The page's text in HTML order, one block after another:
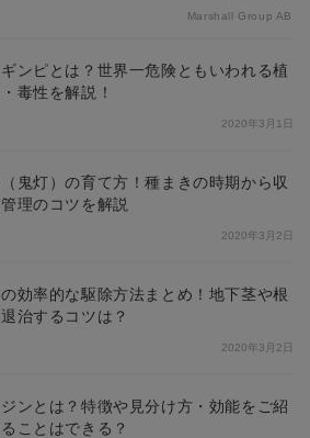
Marshall Group AB
ンピとは？世界一危険ともいわれる植
毒性を解説！
2020年3月1日
鬼灯）の育て方！種まきの時期から収
理のコツを解説
2020年3月2日
効率的な駆除方法まとめ！地下茎や根
治するコツは？
2020年3月2日
ンとは？特徴や見分け方・効能をご紹
ことはできる？